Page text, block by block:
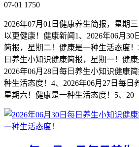
07-01 1750
2026年07月01日健康养生简报，星期
以更健康！健康新闻1、2026年06月30
简报，星期二！健康是一种生活态度！
日养生小知识健康简报，星期一！健康
2026年06月28日每日养生小知识健康
种生活态度！4、2026年06月27日每日
星期六！健康是一种生活态度！5、20